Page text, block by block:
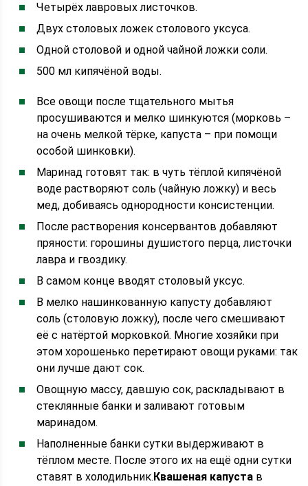
Четырёх лавровых листочков.
Двух столовых ложек столового уксуса.
Одной столовой и одной чайной ложки соли.
500 мл кипячёной воды.
Все овощи после тщательного мытья
просушиваются и мелко шинкуются (морковь –
на очень мелкой тёрке, капуста – при помощи
особой шинковки).
Маринад готовят так: в чуть тёплой кипячёной
воде растворяют соль (чайную ложку) и весь
мед, добиваясь однородности консистенции.
После растворения консервантов добавляют
пряности: горошины душистого перца, листочки
лавра и гвоздику.
В самом конце вводят столовый уксус.
В мелко нашинкованную капусту добавляют
соль (столовую ложку), после чего смешивают
её с натёртой морковкой. Многие хозяйки при
этом хорошенько перетирают овощи руками: так
они лучше дают сок.
Овощную массу, давшую сок, раскладывают в
стеклянные банки и заливают готовым
маринадом.
Наполненные банки сутки выдерживают в
тёплом месте. После этого их на ещё одни сутки
ставят в холодильник.Квашеная капуста в